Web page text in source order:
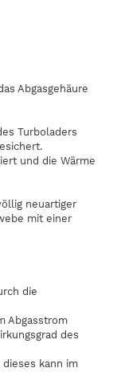
Abgasgehäure
Turboladers
und die Wärme
neuartiger
mit einer
die
Abgasstrom
des
kann im